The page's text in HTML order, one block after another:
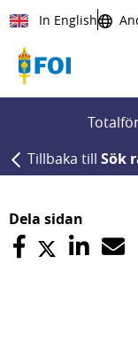
Till innehållet
In English
Tillbaka till Sök
Dela sidan